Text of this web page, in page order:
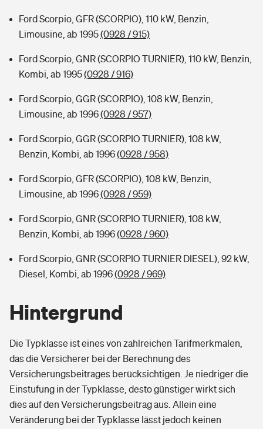
Ford Scorpio, GFR (SCORPIO), 110 kW, Benzin,
Limousine, ab 1995(0928 / 915)
Ford Scorpio, GNR (SCORPIO TURNIER), 110 kW, Benzin,
Kombi, ab 1995(0928 / 916)
Ford Scorpio, GGR (SCORPIO), 108 kW, Benzin,
Limousine, ab 1996(0928 / 957)
Ford Scorpio, GGR (SCORPIO TURNIER), 108 kW,
Benzin, Kombi, ab 1996(0928 / 958)
Ford Scorpio, GFR (SCORPIO), 108 kW, Benzin,
Limousine, ab 1996(0928 / 959)
Ford Scorpio, GNR (SCORPIO TURNIER), 108 kW,
Benzin, Kombi, ab 1996(0928 / 960)
Ford Scorpio, GNR (SCORPIO TURNIER DIESEL), 92 kW,
Diesel, Kombi, ab 1996(0928 / 969)
Hintergrund
Die Typklasse ist eines von zahlreichen Tarifmerkmalen,
das die Versicherer bei der Berechnung des
Versicherungsbeitrages berücksichtigen. Je niedriger die
Einstufung in der Typklasse, desto günstiger wirkt sich
dies auf den Versicherungsbeitrag aus. Allein eine
Veränderung bei der Typklasse lässt jedoch keinen